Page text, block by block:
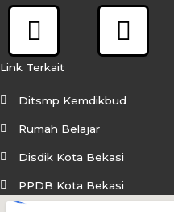
F
a
c
e
b
o
k
I
n
t
g
a
Link Terkait
Ditsmp Kemdikbud
Rumah Belajar
Disdik Kota Bekasi
PPDB Kota Bekasi